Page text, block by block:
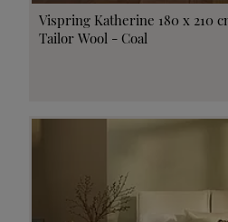
Vispring Katherine 180 x 210
Tailor Wool - Coal